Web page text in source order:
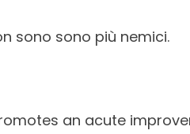
sono sono più nemici.
an acute